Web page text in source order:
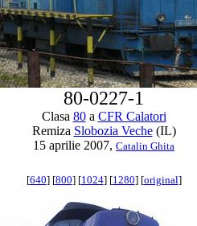
80-0227-1
Clasa 80a CFR Calatori
Remiza Slobozia Veche(IL)
15 aprilie 2007, Catalin Ghita
[640] [800] [1024] [1280] [original]